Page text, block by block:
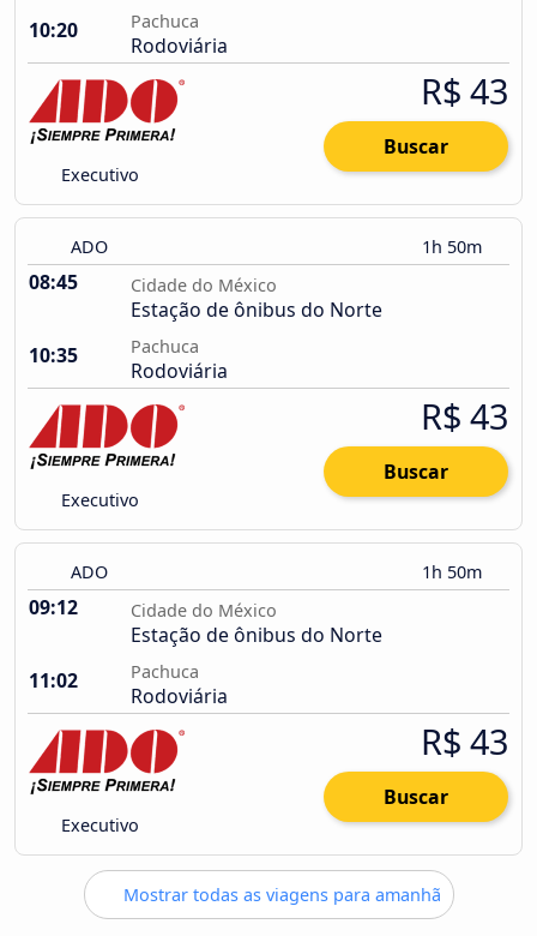
10:20
Pachuca
Rodoviária
Executivo
R$ 43
Buscar
ADO 1h 50m
08:45 Cidade do México
Estação de ônibus do Norte
10:35
Pachuca
Rodoviária
Executivo
R$ 43
Buscar
ADO 1h 50m
09:12 Cidade do México
Estação de ônibus do Norte
11:02
Pachuca
Rodoviária
Executivo
R$ 43
Buscar
Mostrar todas as viagens para amanhã